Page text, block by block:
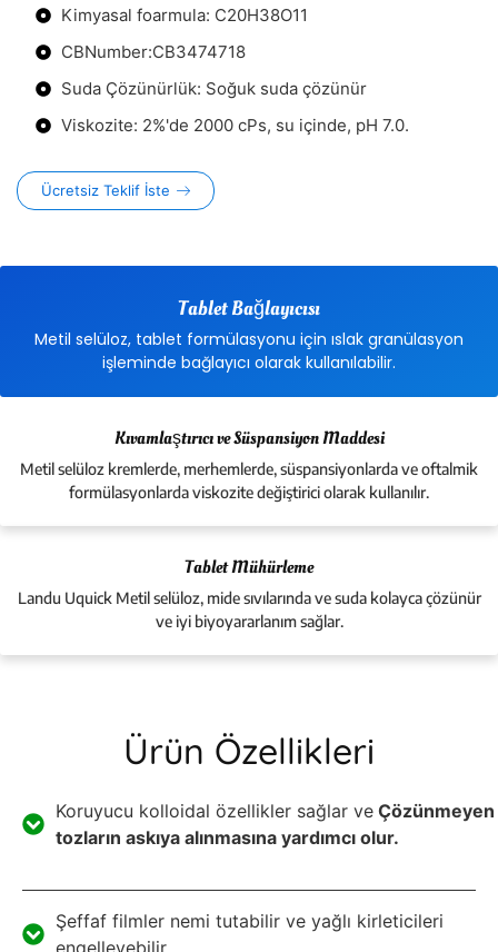
Kimyasal foarmula: C20H38O11
CBNumber:CB3474718
Suda Çözünürlük: Soğuk suda çözünür
Viskozite: 2%'de 2000 cPs, su içinde, pH 7.0.
Ücretsiz Teklif İste
Tablet Bağlayıcısı
Metil selüloz, tablet formülasyonu için ıslak granülasyon
işleminde bağlayıcı olarak kullanılabilir.
Kıvamlaştırıcı ve Süspansiyon Maddesi
Metil selüloz kremlerde, merhemlerde, süspansiyonlarda ve oftalmik
formülasyonlarda viskozite değiştirici olarak kullanılır.
Tablet Mühürleme
Landu Uquick Metil selüloz, mide sıvılarında ve suda kolayca çözünür
ve iyi biyoyararlanım sağlar.
Ürün Özellikleri
Koruyucu kolloidal özellikler sağlar ve Çözünmeyen
tozların askıya alınmasına yardımcı olur.
Şeffaf filmler nemi tutabilir ve yağlı kirleticileri
engelleyebilir.